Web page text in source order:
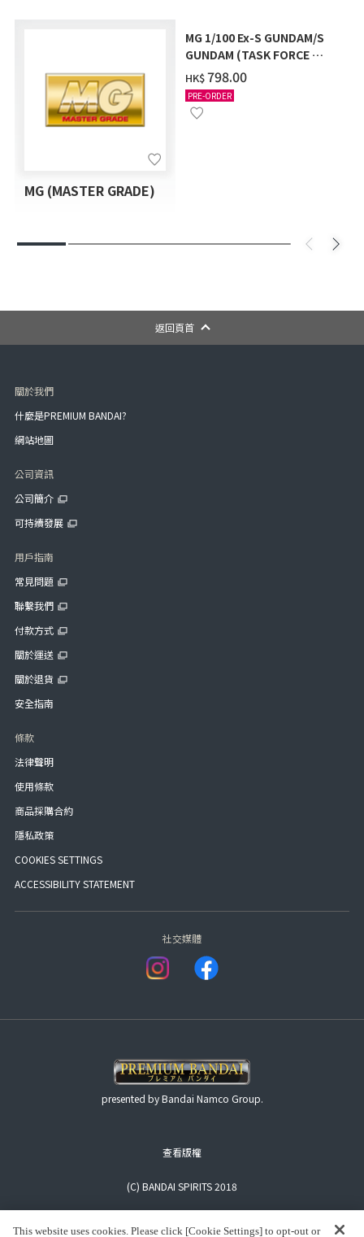
MG (MASTER GRADE)
MG 1/100 Ex-S GUNDAM/S
GUNDAM (TASK FORCE α
Ver.) [2026年10月發送]
HK$‌798.00
PRE-ORDER
返回頁首
關於我們
什麼是PREMIUM BANDAI?
網站地圖
公司資訊
公司簡介
可持續發展
用戶指南
常見問題
聯繫我們
付款方式
關於運送
關於退貨
安全指南
條款
法律聲明
使用條款
商品採購合約
隱私政策
COOKIES SETTINGS
ACCESSIBILITY STATEMENT
社交媒體
presented by Bandai Namco Group.
查看版權
(C) BANDAI SPIRITS 2018
This website uses cookies. Please click [Cookie Settings] to opt-out or